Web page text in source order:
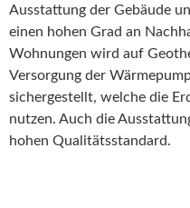
Ausstattung der Gebäude
einen hohen Grad an
Wohnungen wird auf
Versorgung der
sicher­ge­stellt, welche die
nutzen. Auch die
hohen Quali­täts­standard.